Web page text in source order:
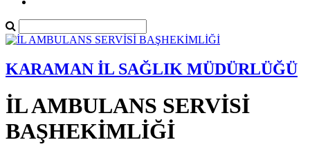
KARAMAN İL SAĞLIK MÜDÜRLÜĞÜ
İL AMBULANS SERVİSİ
BAŞHEKİMLİĞİ